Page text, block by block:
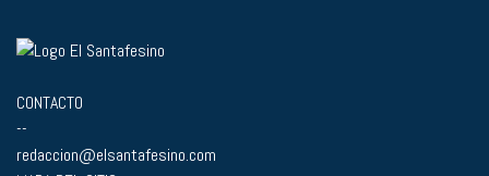
CONTACTO
--
redaccion@elsantafesino.com